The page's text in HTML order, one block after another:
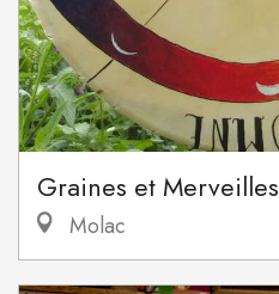
Graines et Merveilles
Molac